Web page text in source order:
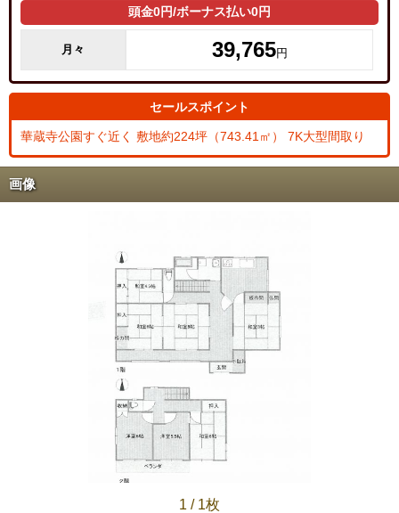
頭金0円/ボーナス払い0円
月々 39,765円
セールスポイント
華蔵寺公園すぐ近く 敷地約224坪（743.41㎡） 7K大型間取り
画像
1 / 1枚